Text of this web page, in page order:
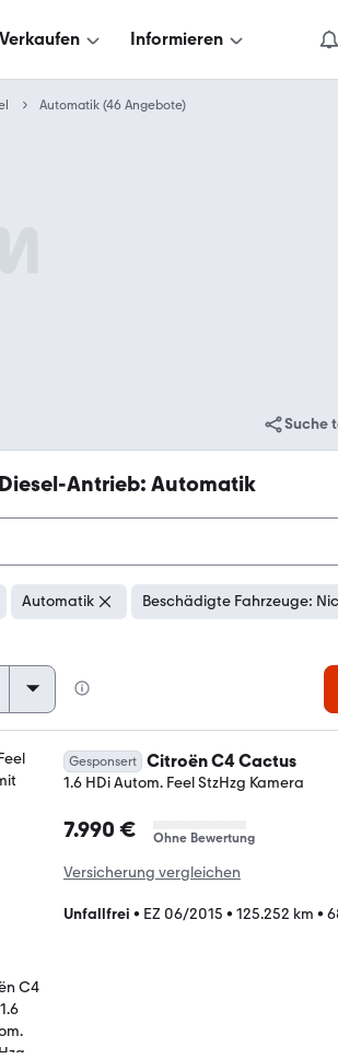
Verkaufen Informieren
Automatik (46 Angebote)
Suche
Antrieb: Automatik
Automatik Beschädigte Fahrzeuge:
Gesponsert Citroën C4 Cactus
1.6 HDi Autom. Feel StzHzg Kamera
7.990 € Ohne Bewertung
Versicherung vergleichen
Unfallfrei • EZ 06/2015 • 125.252 km •